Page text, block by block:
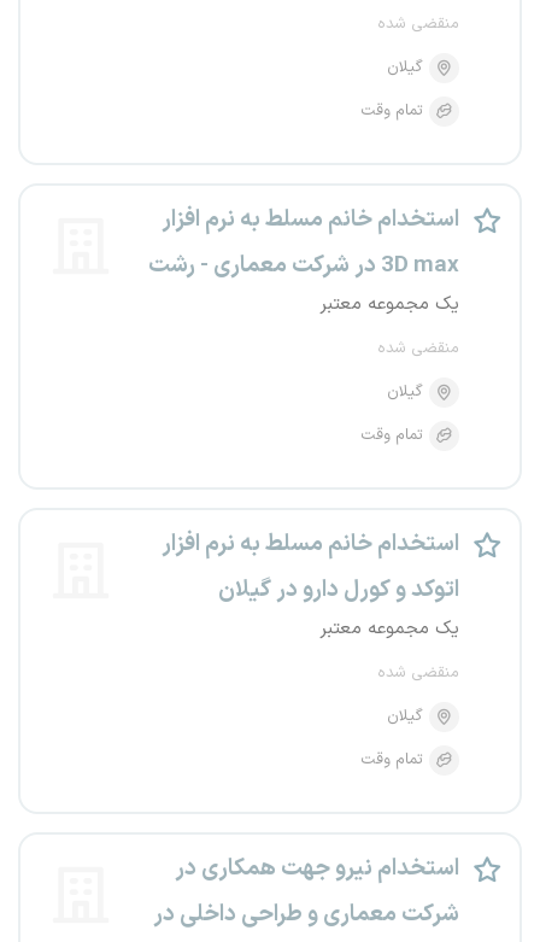
منقضی شده
گیلان
تمام وقت
استخدام خانم مسلط به نرم افزار
3D max در شرکت معماری - رشت
یک مجموعه معتبر
منقضی شده
گیلان
تمام وقت
استخدام خانم مسلط به نرم افزار
اتوکد و کورل دارو در گیلان
یک مجموعه معتبر
منقضی شده
گیلان
تمام وقت
استخدام نیرو جهت همکاری در
شرکت معماری و طراحی داخلی در